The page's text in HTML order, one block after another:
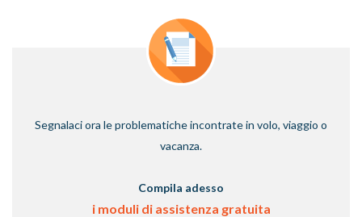
Segnalaci ora le problematiche incontrate in volo, viaggio o
vacanza.
Compila adesso
i moduli di assistenza gratuita